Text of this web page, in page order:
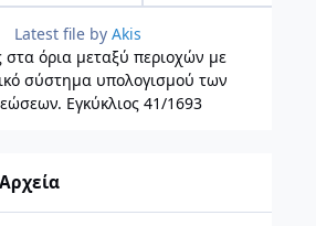
Latest file byAkis
στα όρια μεταξύ περιοχών με
σύστημα υπολογισμού των
Εγκύκλιος 41/1693